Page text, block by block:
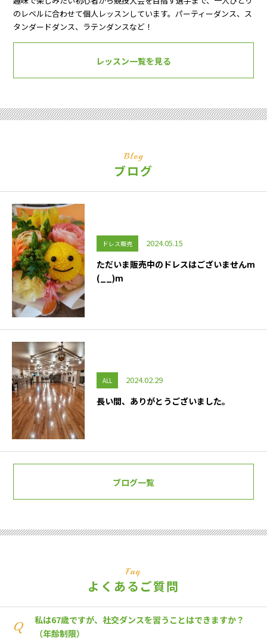
のレベルに合わせて個人レッスンしています。パーティーダンス、ス
タンダードダンス、ラテンダンスなど！
レッスン一覧を見る
Blog
ブログ
ドレス販売 2024.05.15
ただいま販売中のドレスはございませんm
(__)m
ALL 2024.02.29
長い間、ありがとうございました。
ブログ一覧
Faq
よくあるご質問
Q
私は67歳ですが、社交ダンスを習うことはできますか？
（年齢制限）